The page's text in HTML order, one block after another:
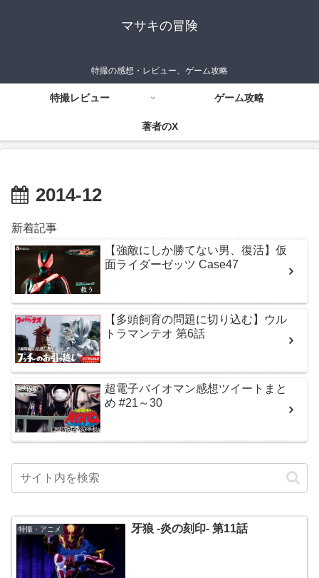
マサキの冒険
特撮の感想・レビュー、ゲーム攻略
特撮レビュー ゲーム攻略
著者のX
2014-12
新着記事
【強敵にしか勝てない男、復活】仮
面ライダーゼッツ Case47
【多頭飼育の問題に切り込む】ウル
トラマンテオ 第6話
超電子バイオマン感想ツイートまと
め #21～30
特撮・アニメ 牙狼 -炎の刻印- 第11話